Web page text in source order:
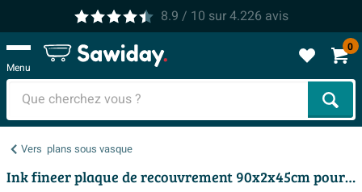
8.9 / 10 sur4.226 avis
Menu
0
Vers plans sous vasque
Ink fineer plaque de recouvrement 90x2x45cm pour meuble gris cendré